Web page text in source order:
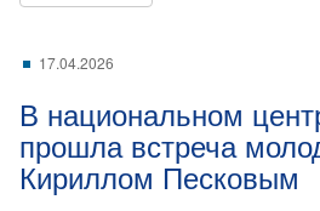
17.04.2026
В национальном
прошла встреча
Кириллом Песковым